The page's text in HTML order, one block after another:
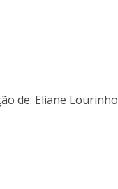
de: Eliane Lourinho